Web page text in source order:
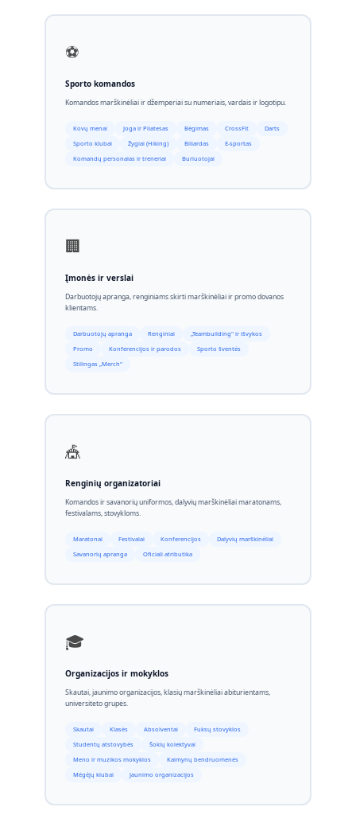
⚽
Sporto komandos
Komandos marškinėliai ir džemperiai su numeriais, vardais ir logotipu.
Kovų menai Joga ir Pilatesas Bėgimas CrossFit
Darts
Sporto klubai
Žygiai (Hiking) Biliardas
E-sportas
Komandų personalas ir treneriai
Buriuotojai
🏢
Įmonės ir verslai
Darbuotojų apranga, renginiams skirti marškinėliai ir promo dovanos
klientams.
Darbuotojų apranga Renginiai
„Teambuilding" ir išvykos
Promo
Konferencijos ir parodos
Sporto šventės
Stilingas „Merch"
🎪
Renginių organizatoriai
Komandos ir savanorių uniformos, dalyvių marškinėliai maratonams,
festivalams, stovykloms.
Maratonai Festivalai Konferencijos
Dalyvių marškinėliai
Savanorių apranga
Oficiali atributika
🎓
Organizacijos ir mokyklos
Skautai, jaunimo organizacijos, klasių marškinėliai abiturientams,
universiteto grupės.
Skautai Klasės Absolventai
Fuksų stovyklos
Studentų atstovybės
Šokių kolektyvai
Meno ir muzikos mokyklos
Kaimynų bendruomenės
Mėgėjų klubai
Jaunimo organizacijos